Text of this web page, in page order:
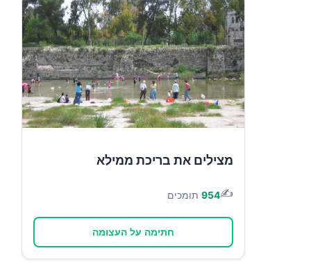
מצילים את בריכת ממילא
✍️
954 תומכים
חתימה על העצומה